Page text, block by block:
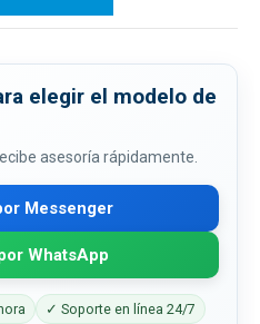
elegir el modelo de
asesoría rápidamente.
Messenger
WhatsApp
✓ Soporte en línea 24/7